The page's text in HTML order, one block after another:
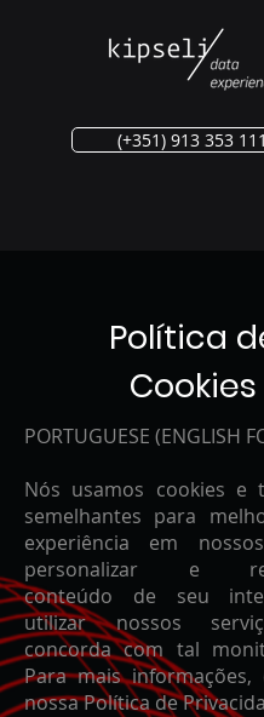
(+351) 913 353 111
Política
Cookies
PORTUGUESE (ENGLISH
Nós usamos cookies e
semelhantes para
experiência em
personalizar e
conteúdo de seu
utilizar nossos
concorda com tal
Para mais informações,
nossa Política de